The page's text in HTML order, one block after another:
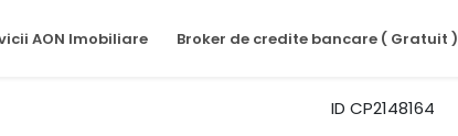
AON Imobiliare Broker de credite bancare ( Gratuit )
ID CP2148164